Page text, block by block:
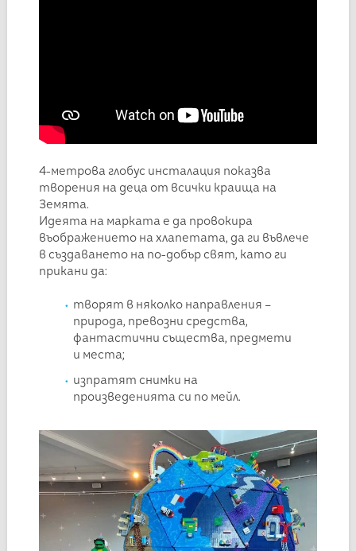
4-метрова глобус инсталация показва
творения на деца от всички краища на
Земята.
Идеята на марката е да провокира
въображението на хлапетата, да ги въвлече
в създаването на по-добър свят, като ги
прикани да:
творят в няколко направления –
природа, превозни средства,
фантастични същества, предмети
и места;
изпратят снимки на
произведенията си по мейл.